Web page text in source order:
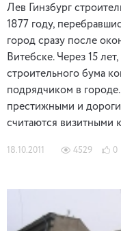
Лев Гинзбург
1877 году,
город сразу после
Витебске. Через 15
строительного бума
подрядчиком в
престижными и
считаются визитными
18.10.2011 4529 0